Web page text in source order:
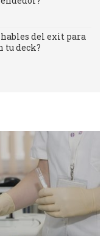
del exit para
tu deck?